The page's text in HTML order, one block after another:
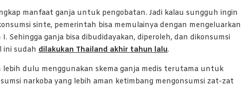
manfaat ganja untuk pengobatan. Jadi kalau sungguh ingin
sinte, pemerintah bisa memulainya dengan mengeluarkan
Sehingga ganja bisa dibudidayakan, diperoleh, dan dikonsumsi
ini sudah dilakukan Thailand akhir tahun lalu.
lebih dulu menggunakan skema ganja medis terutama untuk
narkoba yang lebih aman ketimbang mengonsumsi zat-zat